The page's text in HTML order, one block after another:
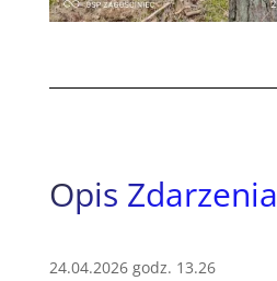
Opis Zdarzenia
24.04.2026 godz. 13.26